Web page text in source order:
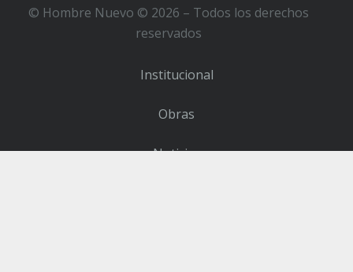
© Hombre Nuevo © 2026 – Todos los derechos
reservados
Institucional
Obras
Noticias